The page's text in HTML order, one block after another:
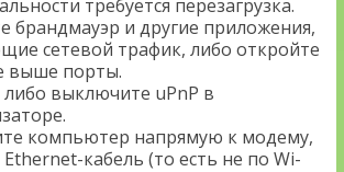
требуется перезагрузка.
брандмауэр и другие приложения,
сетевой трафик, либо откройте
выше порты.
выключите uPnP в
компьютер напрямую к модему,
Ethernet-кабель (то есть не по Wi-